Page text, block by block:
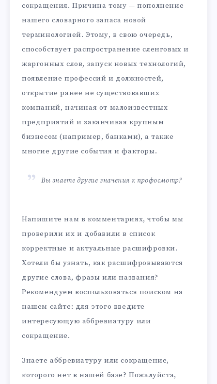
сокращения. Причина тому — пополнение
нашего словарного запаса новой
терминологией. Этому, в свою очередь,
способствует распространение сленговых и
жаргонных слов, запуск новых технологий,
появление профессий и должностей,
открытие ранее не существовавших
компаний, начиная от малоизвестных
предприятий и заканчивая крупным
бизнесом (например, банками), а также
многие другие события и факторы.
Вы знаете другие значения к профосмотр?
Напишите нам в комментариях, чтобы мы
проверили их и добавили в список
корректные и актуальные расшифровки.
Хотели бы узнать, как расшифровываются
другие слова, фразы или названия?
Рекомендуем воспользоваться поиском на
нашем сайте: для этого введите
интересующую аббревиатуру или
сокращение.
Знаете аббревиатуру или сокращение,
которого нет в нашей базе? Пожалуйста,